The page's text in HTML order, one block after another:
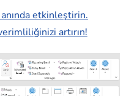
etkinleştirin.
artırın!